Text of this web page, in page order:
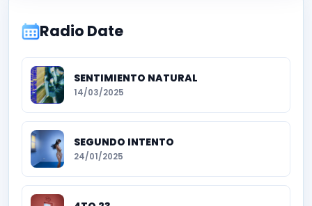
Radio Date
SENTIMIENTO NATURAL
14/03/2025
SEGUNDO INTENTO
24/01/2025